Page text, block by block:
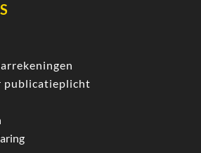
publicatieplicht